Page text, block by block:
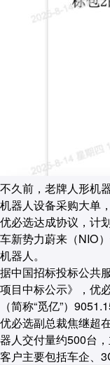
不久前，老牌人形机
机器人设备采购大单
优必选达成协议，计
车新势力蔚来（NIO
机器人。
据中国招标投标公共
项目中标公示》，优
（简称“觅亿”）
优必选副总裁焦继超
器人交付量约500台
客户主要包括车企、